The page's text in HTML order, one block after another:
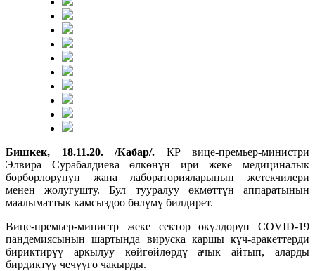
Бишкек, 18.11.20. /Кабар/. КР вице-премьер-министри
Элвира Сурабалдиева өлкөнүн ири жеке медициналык
борборлорунун жана лабораторияларынын жетекчилери
менен жолугушту. Бул тууралуу өкмөттүн аппаратынын
маалыматтык камсыздоо бөлүмү билдирет.
Вице-премьер-министр жеке сектор өкүлдөрүн COVID-19
пандемиясынын шартында вируска каршы күч-аракеттерди
бириктирүү аркылуу көйгөйлөрдү ачык айтып, аларды
бирдиктүү чечүүгө чакырды.